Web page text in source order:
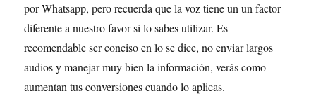
por Whatsapp, pero recuerda que la voz tiene un un factor
diferente a nuestro favor si lo sabes utilizar. Es
recomendable ser conciso en lo se dice, no enviar largos
audios y manejar muy bien la información, verás como
aumentan tus conversiones cuando lo aplicas.